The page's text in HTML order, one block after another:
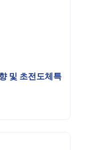
및 초전도체특